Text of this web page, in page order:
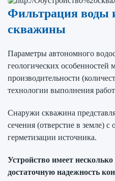
Фильтрация воды
скважины
Параметры автономного
геологических особенностей
производительности
технологии выполнения
Снаружи скважина
сечения (отверстие в земле)
герметизации источника.
Устройство имеет
достаточную надежность